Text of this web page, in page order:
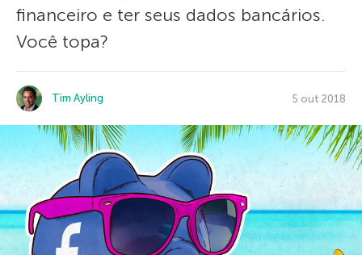
financeiro e ter seus dados bancários.
Você topa?
Tim Ayling 5 out 2018